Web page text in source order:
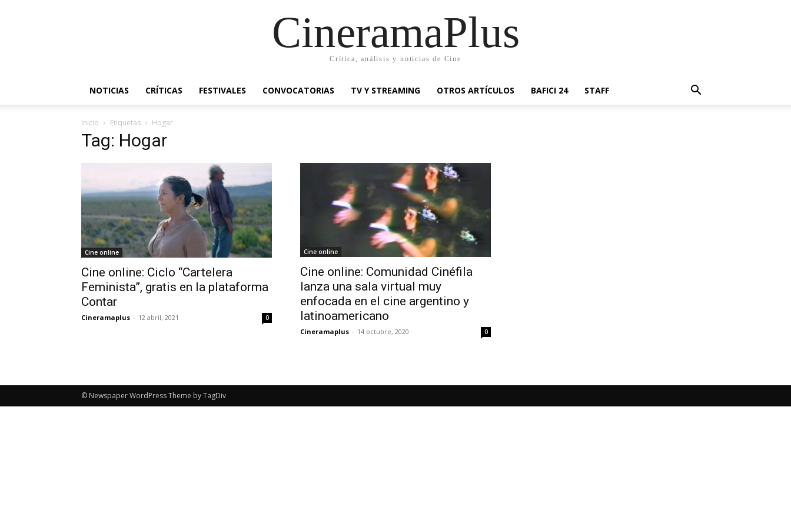
CineramaPlus
Crítica, análisis y noticias de Cine
NOTICIAS CRÍTICAS FESTIVALES CONVOCATORIAS TV Y STREAMING OTROS ARTÍCULOS BAFICI 24 STAFF
Inicio Etiquetas Hogar
Tag: Hogar
Cine online
Cine online: Ciclo “Cartelera
Feminista”, gratis en la plataforma
Contar
Cineramaplus - 12 abril, 2021 0
Cine online
Cine online: Comunidad Cinéfila
lanza una sala virtual muy
enfocada en el cine argentino y
latinoamericano
Cineramaplus - 14 octubre, 2020 0
© Newspaper WordPress Theme by TagDiv